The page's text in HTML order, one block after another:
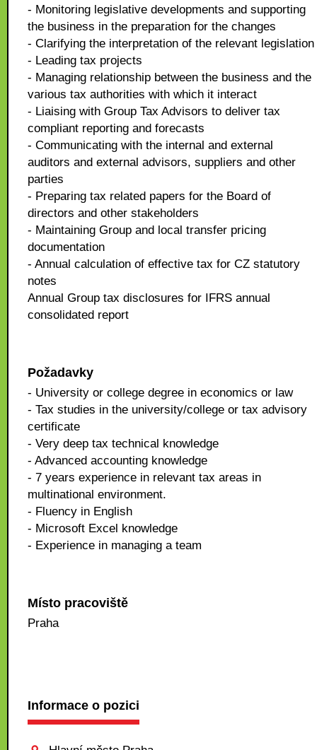
- Monitoring legislative developments and supporting
the business in the preparation for the changes
- Clarifying the interpretation of the relevant legislation
- Leading tax projects
- Managing relationship between the business and the
various tax authorities with which it interact
- Liaising with Group Tax Advisors to deliver tax
compliant reporting and forecasts
- Communicating with the internal and external
auditors and external advisors, suppliers and other
parties
- Preparing tax related papers for the Board of
directors and other stakeholders
- Maintaining Group and local transfer pricing
documentation
- Annual calculation of effective tax for CZ statutory
notes
Annual Group tax disclosures for IFRS annual
consolidated report
Požadavky
- University or college degree in economics or law
- Tax studies in the university/college or tax advisory
certificate
- Very deep tax technical knowledge
- Advanced accounting knowledge
- 7 years experience in relevant tax areas in
multinational environment.
- Fluency in English
- Microsoft Excel knowledge
- Experience in managing a team
Místo pracoviště
Praha
Informace o pozici